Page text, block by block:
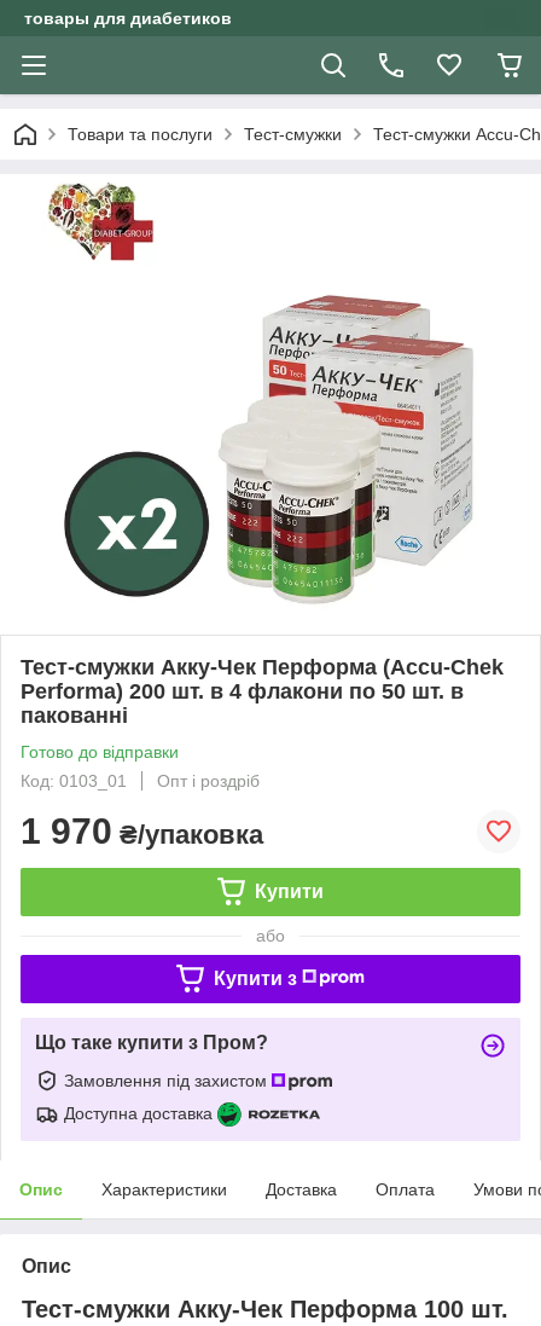
товары для диабетиков
Товари та послуги Тест-смужки Тест-смужки Accu-
Тест-смужки Акку-Чек Перформа (Accu-Chek
Performa) 200 шт. в 4 флакони по 50 шт. в
пакованні
Готово до відправки
Код: 0103_01
Опт і роздріб
1 970 ₴/упаковка
Купити
або
Купити з
Що таке купити з Пром?
Замовлення під захистом
Доступна доставка
Опис Характеристики Доставка Оплата Умови
Опис
Тест-смужки Акку-Чек Перформа 100 шт.